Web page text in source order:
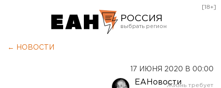
РОССИЯ
[18+]
← НОВОСТИ
17 ИЮНЯ 2020 В 00:00
ЕАНовости